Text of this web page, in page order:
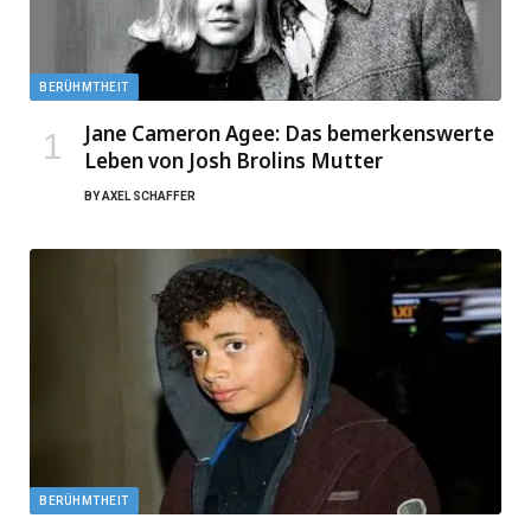
BERÜHMTHEIT
Jane Cameron Agee: Das bemerkenswerte
Leben von Josh Brolins Mutter
BYAXEL SCHAFFER
BERÜHMTHEIT